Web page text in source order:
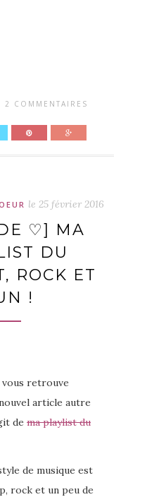
2 COMMENTAIRES
le 25 février 2016
♡] MA
DU
ROCK ET
!
vous retrouve
article autre
de ma playlist du
de musique est
rock et un peu de